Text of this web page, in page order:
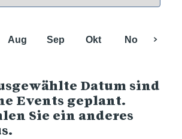
Aug Sep Okt Nov
Datum sind
Events geplant.
Sie ein anderes